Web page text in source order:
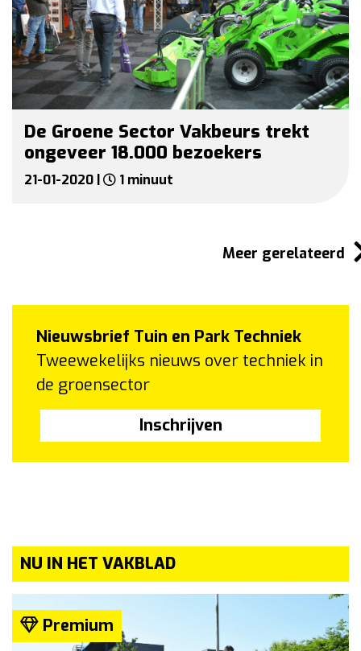
De Groene Sector Vakbeurs trekt
ongeveer 18.000 bezoekers
21-01-2020 | 1 minuut
Meer gerelateerd
Nieuwsbrief Tuin en Park Techniek
Tweewekelijks nieuws over techniek in
de groensector
Inschrijven
NU IN HET VAKBLAD
Premium